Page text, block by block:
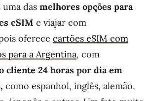
das melhores opções para
eSIM e viajar com
oferece cartões eSIM com
para a Argentina, com
cliente 24 horas por dia em
como espanhol, inglês, alemão,